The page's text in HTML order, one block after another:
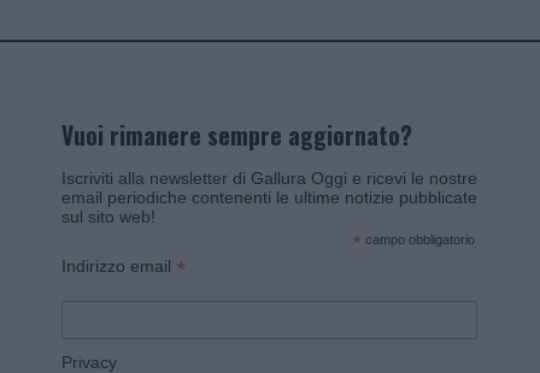
Vuoi rimanere sempre aggiornato?
Iscriviti alla newsletter di Gallura Oggi e ricevi le nostre
email periodiche contenenti le ultime notizie pubblicate
sul sito web!
* campo obbligatorio
Indirizzo email *
Privacy